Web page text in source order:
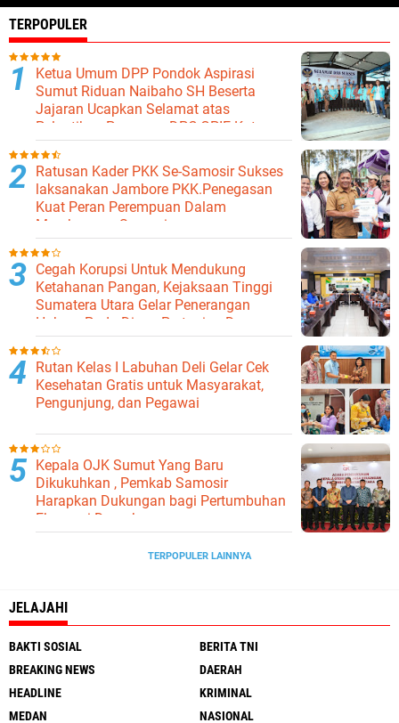
TERPOPULER
Ketua Umum DPP Pondok Aspirasi
Sumut Riduan Naibaho SH Beserta
Jajaran Ucapkan Selamat atas
Pelantikan Pengurus DPC GPIE Kota
Binjai
Ratusan Kader PKK Se-Samosir Sukses
laksanakan Jambore PKK.Penegasan
Kuat Peran Perempuan Dalam
Membangun Samosir.
Cegah Korupsi Untuk Mendukung
Ketahanan Pangan, Kejaksaan Tinggi
Sumatera Utara Gelar Penerangan
Hukum Pada Dinas Pertanian Dan
Ketahanan Pangan
Rutan Kelas I Labuhan Deli Gelar Cek
Kesehatan Gratis untuk Masyarakat,
Pengunjung, dan Pegawai
Kepala OJK Sumut Yang Baru
Dikukuhkan , Pemkab Samosir
Harapkan Dukungan bagi Pertumbuhan
Ekonomi Daerah
TERPOPULER LAINNYA
JELAJAHI
BAKTI SOSIAL
BERITA TNI
BREAKING NEWS
DAERAH
HEADLINE
KRIMINAL
MEDAN
NASIONAL